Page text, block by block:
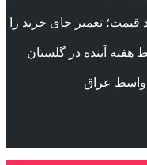
تعمیر جای خرید را
هفته آینده در گلستان
واسط عراق